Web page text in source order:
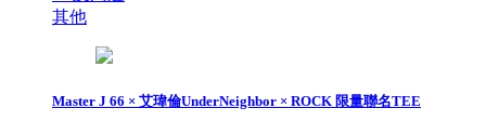
其他
Master J 66 × 艾瑋倫UnderNeighbor × ROCK 限量聯名TEE